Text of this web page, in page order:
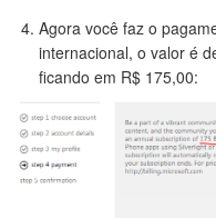
Agora você faz o
internacional, o valor é
ficando em R$ 175,00: